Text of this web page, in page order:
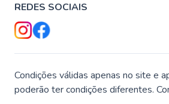
REDES SOCIAIS
Condições válidas apenas no site e
poderão ter condições diferentes.